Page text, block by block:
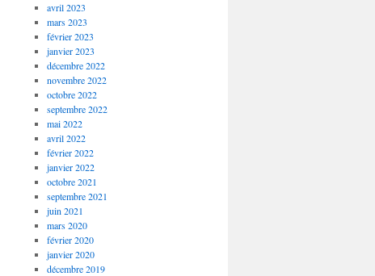
avril 2023
mars 2023
février 2023
janvier 2023
décembre 2022
novembre 2022
octobre 2022
septembre 2022
mai 2022
avril 2022
février 2022
janvier 2022
octobre 2021
septembre 2021
juin 2021
mars 2020
février 2020
janvier 2020
décembre 2019